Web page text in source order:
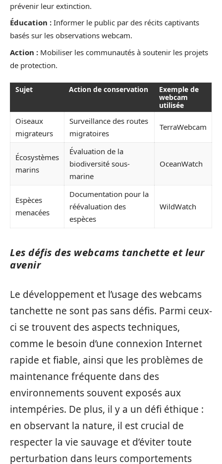
prévenir leur extinction.
Éducation : Informer le public par des récits captivants
basés sur les observations webcam.
Action : Mobiliser les communautés à soutenir les projets
de protection.
Sujet Action de conservation
Exemple de
webcam
utilisée
Oiseaux
migrateurs
Surveillance des routes
migratoires
TerraWebcam
Écosystèmes
marins
Évaluation de la
biodiversité sous-
marine
OceanWatch
Espèces
menacées
Documentation pour la
réévaluation des
espèces
WildWatch
Les défis des webcams tanchette et leur
avenir
Le développement et l’usage des webcams
tanchette ne sont pas sans défis. Parmi ceux-
ci se trouvent des aspects techniques,
comme le besoin d’une connexion Internet
rapide et fiable, ainsi que les problèmes de
maintenance fréquente dans des
environnements souvent exposés aux
intempéries. De plus, il y a un défi éthique :
en observant la nature, il est crucial de
respecter la vie sauvage et d’éviter toute
perturbation dans leurs comportements